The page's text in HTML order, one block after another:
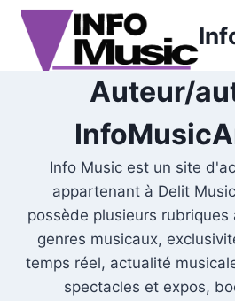
Aller
contenu
Auteur/
Info Music est un site
appartenant à Delit
possède plusieurs
genres musicaux,
temps réel, actualité
spectacles et expos,